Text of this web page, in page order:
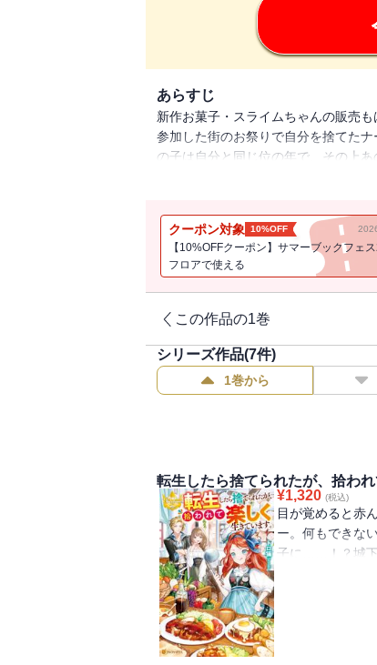
あらすじ
新作お菓子・スライムちゃんの販売
参加した街のお祭りで自分を捨てた
の子は自分と同じ位の年で、その上
も通い始めたミリーだけど、そこで
涛の伏線回収にわくわくが止まらな
います。
クーポン対象 10%OFF
【10%OFFクーポン】サマーブックフェ
フロアで使える
この作品の1巻
シリーズ作品(7件)
1巻から
転生したら捨てられたが、拾われ
¥1,320 (税込)
目が覚めると赤
ー。何もできな
子に……！？城下
マリッサ夫妻に